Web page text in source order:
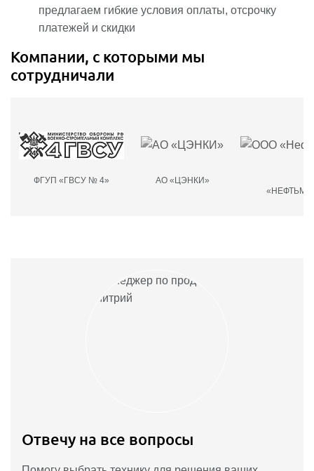
предлагаем гибкие условия оплаты, отсрочку
платежей и скидки
Компании, с которыми мы
сотрудничали
ФГУП «ГВСУ № 4» АО «ЦЭНКИ»
Отвечу на все вопросы